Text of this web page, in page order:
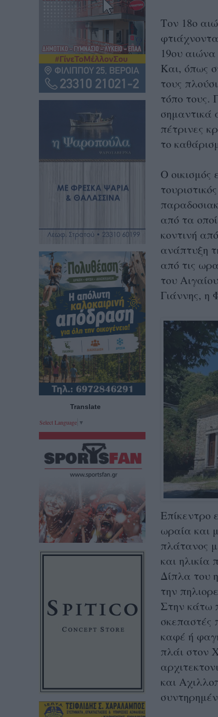
Τον 18ο
19ου
Και, όπως
τους
τόπο τους.
σημαντικά
πέτρινες
το
Ο οικισμός
από τα
κοντινή
ανάπτυξη
από τις
του
Γιάννης, η
Επίκεντρο
ωραία και
πλάτανος
και ηλικία
Δίπλα του
την
Στην κάτω
σκεπαστές
καφέ ή
πλάι στον
και
Translate
Select Language ▼